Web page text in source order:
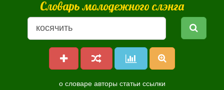
Словарь молодежного слэнга
о словаре авторы статьи ссылки